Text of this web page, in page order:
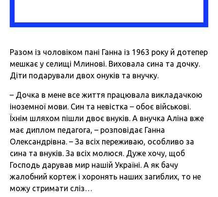
Разом із чоловіком пані Ганна із 1963 року й дотепер
мешкає у селищі Млинові. Виховала сина та дочку.
Діти подарували двох онуків та внучку.
– Дочка в мене все життя працювала викладачкою
іноземної мови. Син та невістка – обоє військові.
Їхнім шляхом пішли двоє внуків. А внучка Аліна вже
має диплом педагога, – розповідає Ганна
Олександрівна. – За всіх переживаю, особливо за
сина та внуків. За всіх молюся. Дуже хочу, щоб
Господь дарував мир нашій Україні. А як бачу
жалобний кортеж і хоронять наших загиблих, то не
можу стримати сліз…